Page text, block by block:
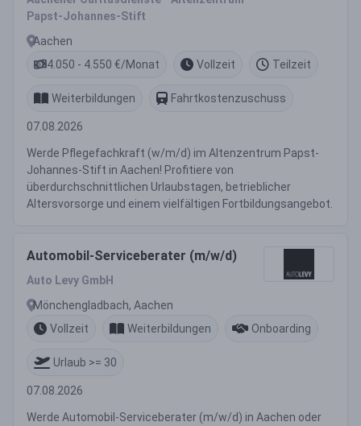
Papst-Johannes-Stift
Aachen
4.050 - 4.550 €/Monat
Vollzeit Teilzeit
Weiterbildungen Fahrtkostenzuschuss
07.08.2026
Werde Pflegefachkraft (w/m/d) im Altenzentrum Papst-
Johannes-Stift in Aachen! Profitiere von
überdurchschnittlichen Urlaubstagen, betrieblicher
Altersvorsorge und einem vielfältigen Fortbildungsangebot.
Automobil-Serviceberater (m/w/d)
Auto Levy GmbH
Mönchengladbach, Aachen
Vollzeit
Weiterbildungen Onboarding
Urlaub >= 30
07.08.2026
Werde Automobil-Serviceberater (m/w/d) in Aachen oder